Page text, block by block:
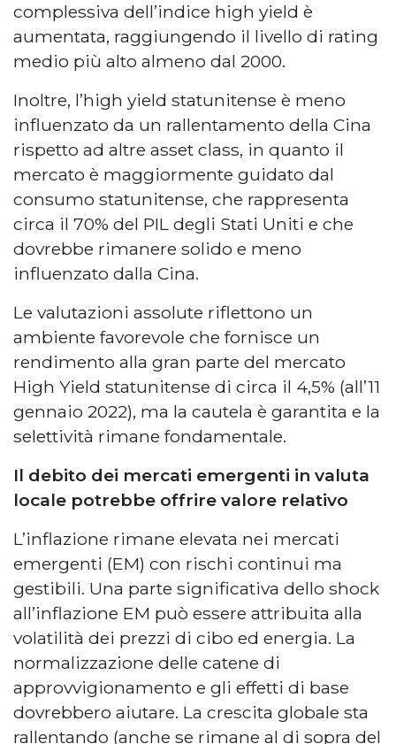
complessiva dell’indice high yield è
aumentata, raggiungendo il livello di rating
medio più alto almeno dal 2000.
Inoltre, l’high yield statunitense è meno
influenzato da un rallentamento della Cina
rispetto ad altre asset class, in quanto il
mercato è maggiormente guidato dal
consumo statunitense, che rappresenta
circa il 70% del PIL degli Stati Uniti e che
dovrebbe rimanere solido e meno
influenzato dalla Cina.
Le valutazioni assolute riflettono un
ambiente favorevole che fornisce un
rendimento alla gran parte del mercato
High Yield statunitense di circa il 4,5% (all’11
gennaio 2022), ma la cautela è garantita e la
selettività rimane fondamentale.
Il debito dei mercati emergenti in valuta
locale potrebbe offrire valore relativo
L’inflazione rimane elevata nei mercati
emergenti (EM) con rischi continui ma
gestibili. Una parte significativa dello shock
all’inflazione EM può essere attribuita alla
volatilità dei prezzi di cibo ed energia. La
normalizzazione delle catene di
approvvigionamento e gli effetti di base
dovrebbero aiutare. La crescita globale sta
rallentando (anche se rimane al di sopra del